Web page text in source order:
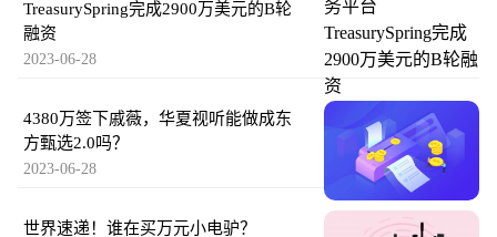
TreasurySpring完成2900万美元的B轮
融资
2023-06-28
4380万签下戚薇，华夏视听能做成东
方甄选2.0吗？
2023-06-28
世界速递！谁在买万元小电驴？